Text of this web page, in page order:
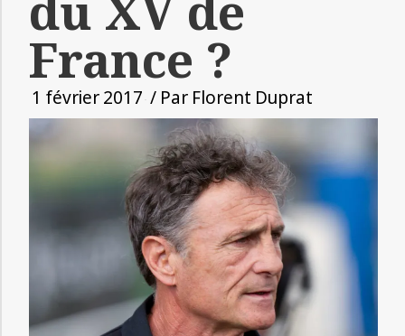
du XV de
France ?
1 février 2017 / Par Florent Duprat